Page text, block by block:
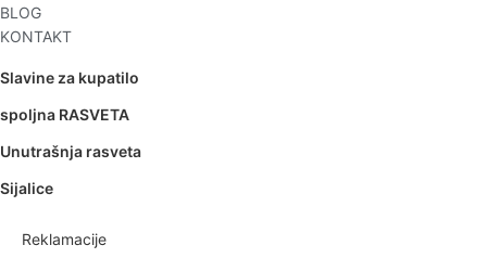
BLOG
KONTAKT
Slavine za kupatilo
spoljna RASVETA
Unutrašnja rasveta
Sijalice
Reklamacije